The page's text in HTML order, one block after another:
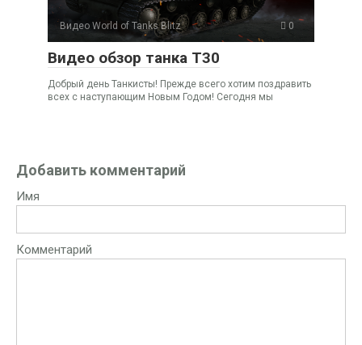
Видео World of Tanks Blitz 0
Видео обзор танка Т30
Добрый день Танкисты! Прежде всего хотим поздравить
всех с наступающим Новым Годом! Сегодня мы
Добавить комментарий
Имя
Комментарий